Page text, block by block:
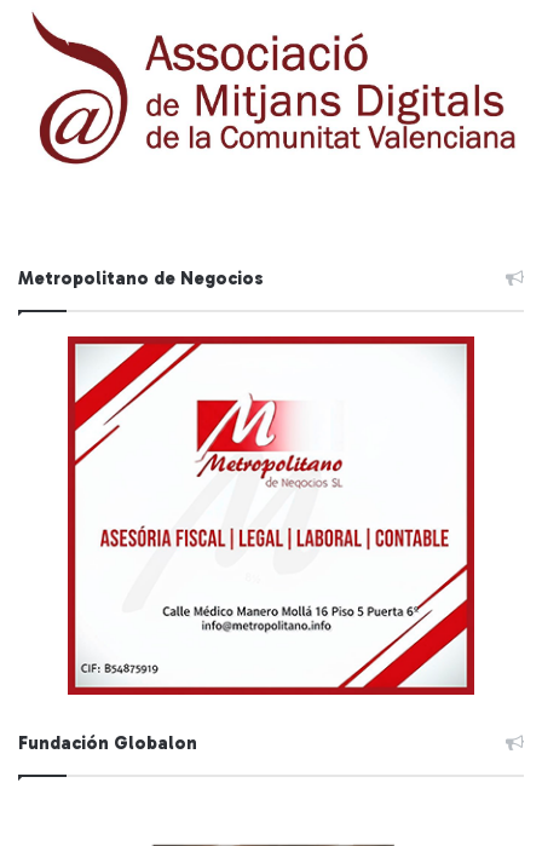
Metropolitano de Negocios
Fundación Globalon